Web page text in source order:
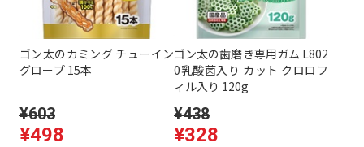
ゴン太のカミング チューイン
グロープ 15本
¥603
¥498
ゴン太の歯磨き専用ガム L802
0乳酸菌入り カット クロロフ
ィル入り 120g
¥438
¥328